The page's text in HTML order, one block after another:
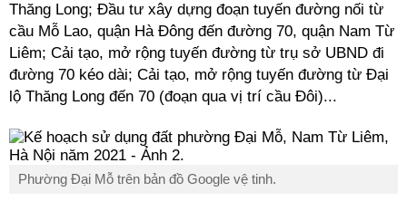
Thăng Long; Đầu tư xây dựng đoạn tuyến đường nối từ
cầu Mỗ Lao, quận Hà Đông đến đường 70, quận Nam Từ
Liêm; Cải tạo, mở rộng tuyến đường từ trụ sở UBND đi
đường 70 kéo dài; Cải tạo, mở rộng tuyến đường từ Đại
lộ Thăng Long đến 70 (đoạn qua vị trí cầu Đôi)...
Phường Đại Mỗ trên bản đồ Google vệ tinh.